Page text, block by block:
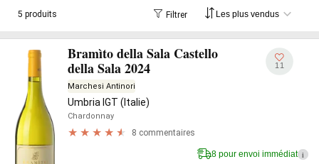
élégance mais aussi d’une extraordinaire concentration.
5 produits Filtrer
Bramìto della Sala Castello
della Sala 2024
Marchesi Antinori
Umbria IGT (Italie)
Chardonnay
8 commentaires
11
8 pour envoi immédiat i